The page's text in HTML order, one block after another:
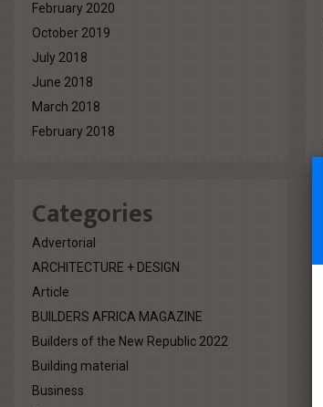
February 2020
October 2019
July 2018
June 2018
March 2018
February 2018
Categories
Advertorial
ARCHITECTURE + DESIGN
Article
BUILDERS AFRICA MAGAZINE
Builders of the New Republic 2022
Building material
Business